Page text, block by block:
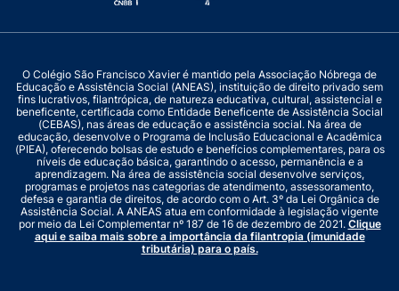
O Colégio São Francisco Xavier é mantido pela Associação Nóbrega de
Educação e Assistência Social (ANEAS), instituição de direito privado sem
fins lucrativos, filantrópica, de natureza educativa, cultural, assistencial e
beneficente, certificada como Entidade Beneficente de Assistência Social
(CEBAS), nas áreas de educação e assistência social. Na área de
educação, desenvolve o Programa de Inclusão Educacional e Acadêmica
(PIEA), oferecendo bolsas de estudo e benefícios complementares, para os
níveis de educação básica, garantindo o acesso, permanência e a
aprendizagem. Na área de assistência social desenvolve serviços,
programas e projetos nas categorias de atendimento, assessoramento,
defesa e garantia de direitos, de acordo com o Art. 3º da Lei Orgânica de
Assistência Social. A ANEAS atua em conformidade à legislação vigente
por meio da Lei Complementar nº 187 de 16 de dezembro de 2021. Clique
aqui e saiba mais sobre a importância da filantropia (imunidade
tributária) para o país.